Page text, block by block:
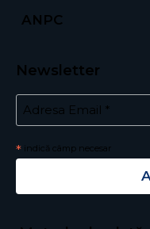
ANPC
Newsletter
Email Address*
* indică câmp necesar